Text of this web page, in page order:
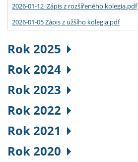
2026-01-12 Zápis z rozšířeného kolegia.pdf
2026-01-05 Zápis z užšího kolegia.pdf
Rok 2025
Rok 2024
Rok 2023
Rok 2022
Rok 2021
Rok 2020